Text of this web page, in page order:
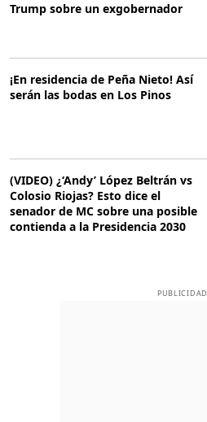
Trump sobre un exgobernador
¡En residencia de Peña Nieto! Así
serán las bodas en Los Pinos
(VIDEO) ¿‘Andy’ López Beltrán vs
Colosio Riojas? Esto dice el
senador de MC sobre una posible
contienda a la Presidencia 2030
PUBLICIDAD